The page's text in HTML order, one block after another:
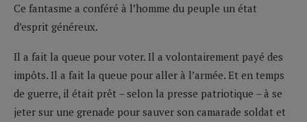
Ce fantasme a conféré à l’homme du peuple un état
d’esprit généreux.
Il a fait la queue pour voter. Il a volontairement payé des
impôts. Il a fait la queue pour aller à l’armée. Et en temps
de guerre, il était prêt – selon la presse patriotique – à se
jeter sur une grenade pour sauver son camarade soldat et